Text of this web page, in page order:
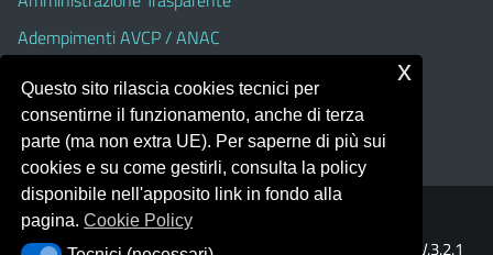
Adempimenti AVCP / ANAC
Dichiarazione di accessibilità
Portale realizzato con la piattaforma
Template Italia configurato sul tema accessibile
V.3.2.1
Questo sito rilascia cookies tecnici per
consentirne il funzionamento, anche di terza
parte (ma non extra UE). Per saperne di più sui
cookies e su come gestirli, consulta la policy
disponibile nell'apposito link in fondo alla
pagina.Cookie Policy
x